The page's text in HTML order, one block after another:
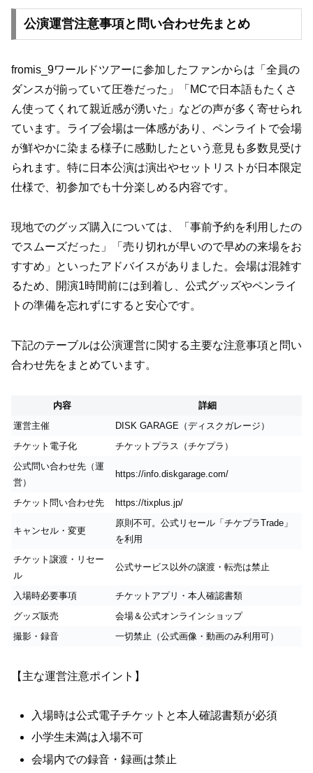
公演運営注意事項と問い合わせ先まとめ
fromis_9ワールドツアーに参加したファンからは「全員の
ダンスが揃っていて圧巻だった」「MCで日本語もたくさ
ん使ってくれて親近感が湧いた」などの声が多く寄せられ
ています。ライブ会場は一体感があり、ペンライトで会場
が鮮やかに染まる様子に感動したという意見も多数見受け
られます。特に日本公演は演出やセットリストが日本限定
仕様で、初参加でも十分楽しめる内容です。
現地でのグッズ購入については、「事前予約を利用したの
でスムーズだった」「売り切れが早いので早めの来場をお
すすめ」といったアドバイスがありました。会場は混雑す
るため、開演1時間前には到着し、公式グッズやペンライ
トの準備を忘れずにすると安心です。
下記のテーブルは公演運営に関する主要な注意事項と問い
合わせ先をまとめています。
内容
詳細
運営主催
DISK GARAGE（ディスクガレージ）
チケット電子化
チケットプラス（チケプラ）
公式問い合わせ先（運
営）
https://info.diskgarage.com/
チケット問い合わせ先 https://tixplus.jp/
キャンセル・変更
原則不可。公式リセール「チケプラTrade」
を利用
チケット譲渡・リセー
ル
公式サービス以外の譲渡・転売は禁止
入場時必要事項
チケットアプリ・本人確認書類
グッズ販売
会場＆公式オンラインショップ
撮影・録音
一切禁止（公式画像・動画のみ利用可）
【主な運営注意ポイント】
入場時は公式電子チケットと本人確認書類が必須
小学生未満は入場不可
会場内での録音・録画は禁止